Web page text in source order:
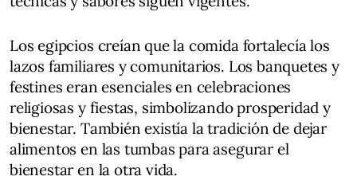
Los egipcios creían que la comida fortalecía los
lazos familiares y comunitarios. Los banquetes y
festines eran esenciales en celebraciones
religiosas y fiestas, simbolizando prosperidad y
bienestar. También existía la tradición de dejar
alimentos en las tumbas para asegurar el
bienestar en la otra vida.